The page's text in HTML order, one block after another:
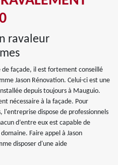
ravaleur
de façade, il est fortement conseillé
Jason Rénovation. Celui-ci est une
depuis toujours à Mauguio.
nécessaire à la façade. Pour
dispose de professionnels
d’entre eux est capable de
Faire appel à Jason
disposer d'une aide